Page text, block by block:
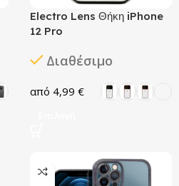
Electro Lens Θήκη iPhone
12 Pro
Διαθέσιμο
4,99 €